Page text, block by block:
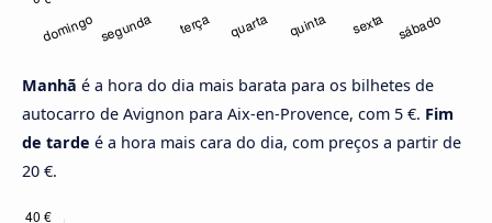
Manhã é a hora do dia mais barata para os bilhetes de
autocarro de Avignon para Aix-en-Provence, com 5 €. Fim
de tarde é a hora mais cara do dia, com preços a partir de
20 €.